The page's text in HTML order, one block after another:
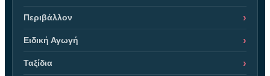
Περιβάλλον
Ειδική Αγωγή
Ταξίδια